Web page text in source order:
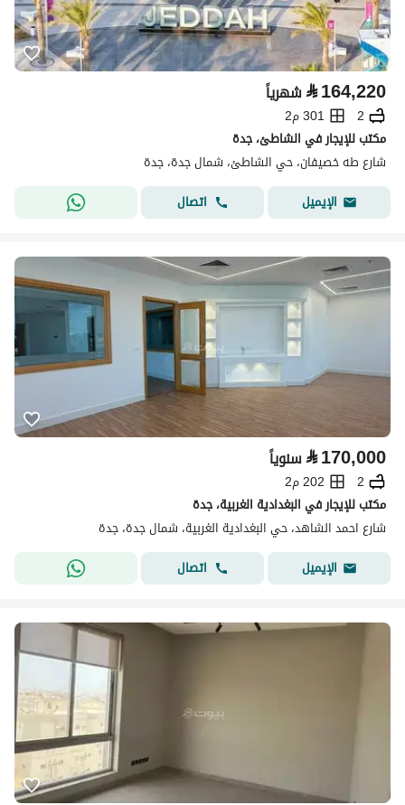
⃁164,220 شهرياً
2
301 م2
مكتب للإيجار في الشاطئ، جدة
شارع طه خصيفان، حي الشاطئ، شمال جدة، جدة
الإيميل
اتصال
⃁170,000 سنوياً
2
202 م2
مكتب للإيجار في البغدادية الغربية، جدة
شارع احمد الشاهد، حي البغدادية الغربية، شمال جدة، جدة
الإيميل
اتصال